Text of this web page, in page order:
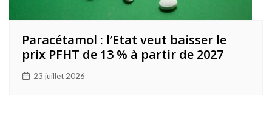
Paracétamol : l’Etat veut baisser le
prix PFHT de 13 % à partir de 2027
23 juillet 2026